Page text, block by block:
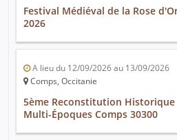
Festival Médiéval de la Rose
2026
A lieu du 12/09/2026 au 13/09/2026
Comps, Occitanie
5ème Reconstitution Historique
Multi-Époques Comps 30300